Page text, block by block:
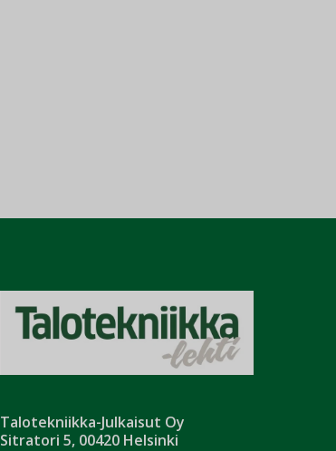
Talotekniikka-Julkaisut Oy
Sitratori 5, 00420 Helsinki